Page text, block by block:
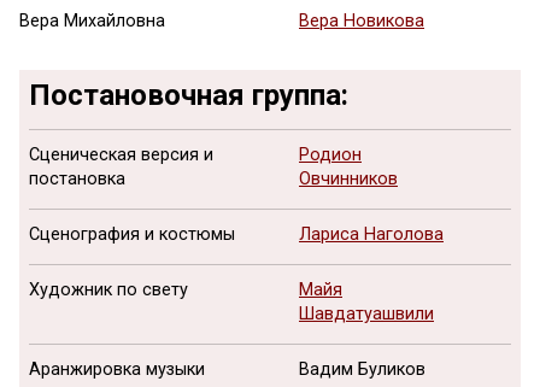
Вера Михайловна Вера Новикова
Постановочная группа:
Сценическая версия и
постановка
Родион
Овчинников
Сценография и костюмы Лариса Наголова
Художник по свету
Майя
Шавдатуашвили
Аранжировка музыки Вадим Буликов